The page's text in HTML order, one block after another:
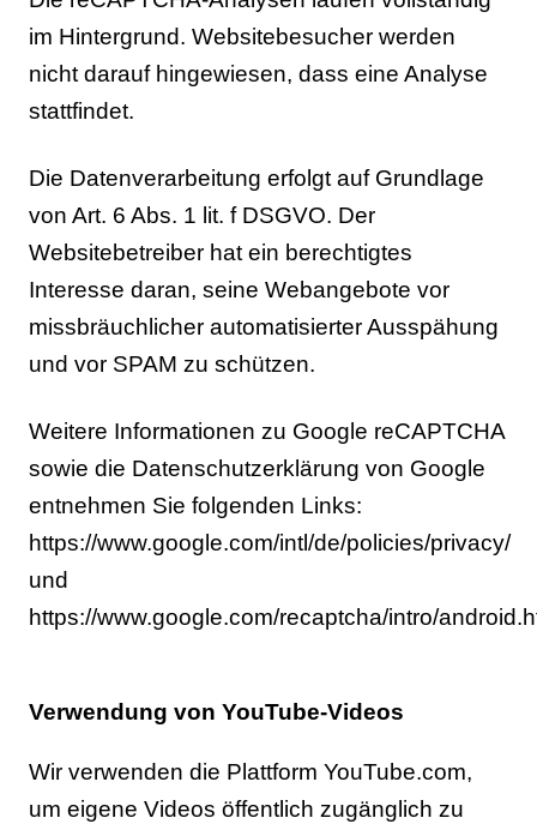
im Hintergrund. Websitebesucher werden
nicht darauf hingewiesen, dass eine Analyse
stattfindet.
Die Datenverarbeitung erfolgt auf Grundlage
von Art. 6 Abs. 1 lit. f DSGVO. Der
Websitebetreiber hat ein berechtigtes
Interesse daran, seine Webangebote vor
missbräuchlicher automatisierter Ausspähung
und vor SPAM zu schützen.
Weitere Informationen zu Google reCAPTCHA
sowie die Datenschutzerklärung von Google
entnehmen Sie folgenden Links:
https://www.google.com/intl/de/policies/privacy/
und
https://www.google.com/recaptcha/intro/
Verwendung von YouTube-Videos
Wir verwenden die Plattform YouTube.com,
um eigene Videos öffentlich zugänglich zu